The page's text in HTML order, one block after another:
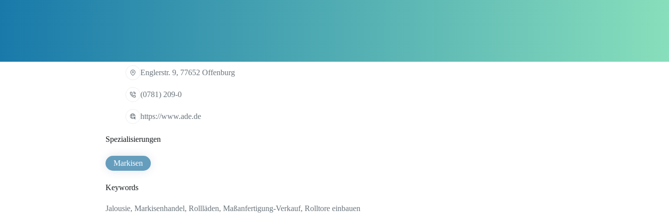
Englerstr. 9, 77652 Offenburg
(0781) 209-0
https://www.ade.de
Spezialisierungen
Markisen
Keywords
Jalousie, Markisenhandel, Rollläden, Maßanfertigung-Verkauf, Rolltore einbauen